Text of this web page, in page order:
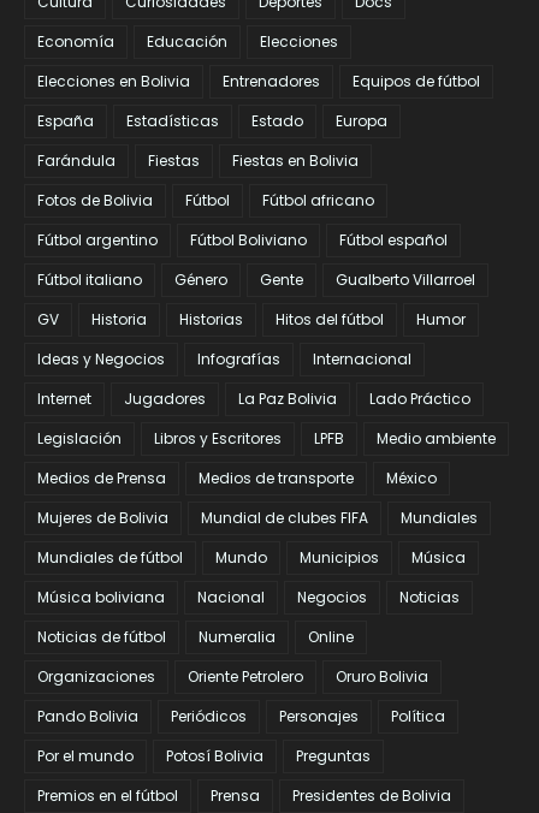
Economía
Educación
Elecciones
Elecciones en Bolivia
Entrenadores
Equipos de fútbol
España
Estadísticas Estado
Europa
Farándula
Fiestas
Fiestas en Bolivia
Fotos de Bolivia
Fútbol
Fútbol africano
Fútbol argentino
Fútbol Boliviano
Fútbol español
Fútbol italiano
Género Gente
Gualberto Villarroel
GV
Historia Historias Hitos del fútbol
Humor
Ideas y Negocios
Infografías
Internacional
Internet
Jugadores La Paz Bolivia
Lado Práctico
Legislación
Libros y Escritores LPFB
Medio ambiente
Medios de Prensa
Medios de transporte
México
Mujeres de Bolivia
Mundial de clubes FIFA
Mundiales
Mundiales de fútbol
Mundo Municipios
Música
Música boliviana
Nacional Negocios
Noticias
Noticias de fútbol
Numeralia
Online
Organizaciones
Oriente Petrolero
Oruro Bolivia
Pando Bolivia
Periódicos Personajes
Política
Por el mundo
Potosí Bolivia
Preguntas
Premios en el fútbol
Prensa Presidentes de Bolivia